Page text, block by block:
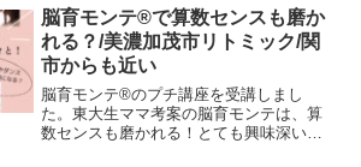
で楽しく丁寧にレッスンしております！
●2歳～5歳のピアノ...
脳育モンテ®で算数センスも磨か
れる？/美濃加茂市リトミック/関
市からも近い
脳育モンテ®のプチ講座を受講しまし
た。東大生ママ考案の脳育モンテは、算
数センスも磨かれる！とても興味深いお